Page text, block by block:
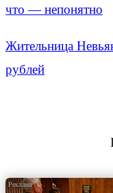
что — непонятно
Жительница
рублей